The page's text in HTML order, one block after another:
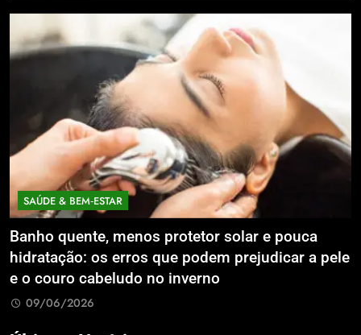
SAÚDE & BEM‑ESTAR
Banho quente, menos protetor solar e pouca
hidratação: os erros que podem prejudicar a pele
e o couro cabeludo no inverno
09/06/2026